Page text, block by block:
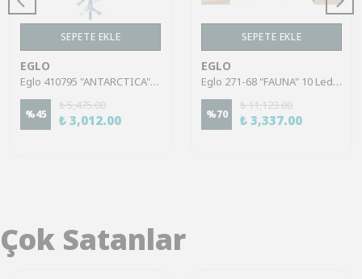
SEPETE EKLE
EGLO
Eglo 410795 "ANTARCTICA" 24 Ledli Şeffaf Dekoratif Aydınlatma 40Cm Yüksekliğinde 40Cm Uzunluğunda
%45
₺ 5,475.00
₺ 3,012.00
SEPETE EKLE
EGLO
Eglo 271-68 "FAUNA" 10 Ledli Doğal Ahşap Dekoratif Aydınlatma 33Cm Yüksekliğinde 45Cm Uzunluğunda
%70
₺ 11,123.00
₺ 3,337.00
Çok Satanlar